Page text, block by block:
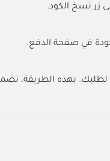
في صفحة الدفع.
بهذه الطريقة،